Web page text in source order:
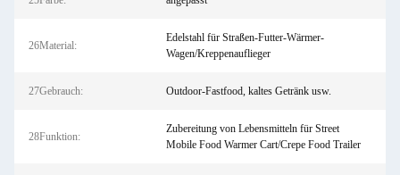
26Material:
Edelstahl für Straßen-Futter-Wärmer-
Wagen/Kreppenauflieger
27Gebrauch: Outdoor-Fastfood, kaltes Getränk usw.
28Funktion:
Zubereitung von Lebensmitteln für Street
Mobile Food Warmer Cart/Crepe Food Trailer